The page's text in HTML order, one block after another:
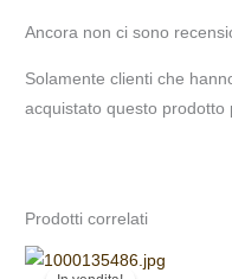
Ancora non ci sono
Solamente clienti che
acquistato questo prodotto
Prodotti correlati
Il
prezzo
Il
prezzo